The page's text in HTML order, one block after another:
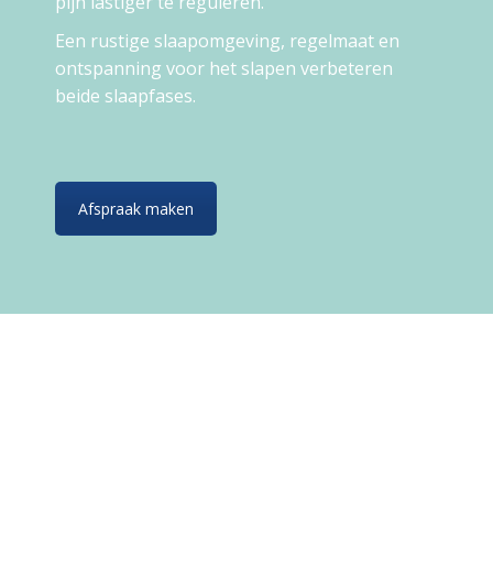
Een rustige slaapomgeving, regelmaat en
ontspanning voor het slapen verbeteren
beide slaapfases.
Afspraak maken